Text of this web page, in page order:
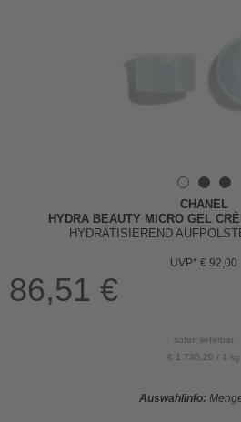
CHANEL
HYDRA BEAUTY MICRO GEL
HYDRATISIEREND
UVP* € 92,00
86,51 €
sofort lieferbar
€ 1.730,20 / 1 kg
Auswahlinfo: